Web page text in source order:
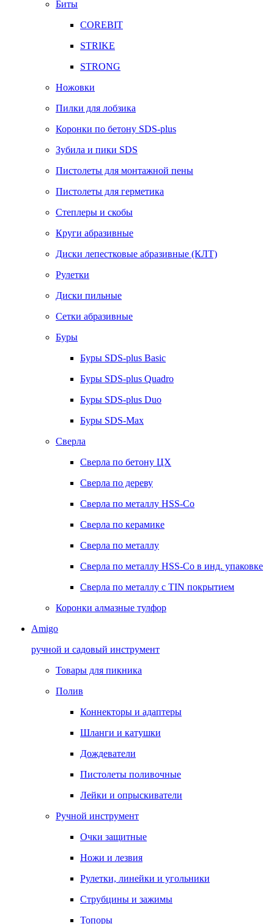
Биты
COREBIT
STRIKE
STRONG
Ножовки
Пилки для лобзика
Коронки по бетону SDS-plus
Зубила и пики SDS
Пистолеты для монтажной пены
Пистолеты для герметика
Степлеры и скобы
Круги абразивные
Диски лепестковые абразивные (КЛТ)
Рулетки
Диски пильные
Сетки абразивные
Буры
Буры SDS-plus Basic
Буры SDS-plus Quadro
Буры SDS-plus Duo
Буры SDS-Max
Сверла
Сверла по бетону ЦХ
Сверла по дереву
Сверла по металлу HSS-Co
Сверла по керамике
Сверла по металлу
Сверла по металлу HSS-Co в инд. упаковке
Сверла по металлу с TIN покрытием
Коронки алмазные тулфор
Amigo
ручной и садовый инструмент
Товары для пикника
Полив
Коннекторы и адаптеры
Шланги и катушки
Дождеватели
Пистолеты поливочные
Лейки и опрыскиватели
Ручной инструмент
Очки защитные
Ножи и лезвия
Рулетки, линейки и угольники
Струбцины и зажимы
Топоры